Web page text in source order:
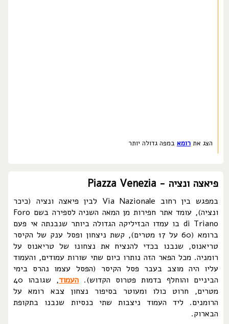
הצג אתרומא במפה גדולה יותר
פיאצה ונציה - Piazza Venezia
במפגש בין רחוב Via Nazionale לבין פיאצה ונציה (כיכר
ונציה), עומד אתר חפירות מן המאה השניה לספירה בשם Foro
di Triano בו עמדו הבזיליקה הגדולה ביותר שנבנתה אי פעם
ברומא (60 על 17 מטרים), קשת ניצחון ופסל ענק של הקיסר
טריאנוס, שנבנו בכדי להנציח את נצחונו של טריאנוס על
רומניה. מכל הפאר הזה נותרו כיום שתי שורות עמודים, והעמוד
עליו היה מוצב בעבר פסל הקיסר (הפסל עצמו נהרס בימי
הביניים והוחלף בדמות פטרוס הקדוש). העמוד
, שגובהו 40
מטרים, חרוט כולו ומעוטר בסיפור נצחון צבא רומא על
הרומנים. ליד העמוד ניצבות שתי כנסיות שנבנו בתקופת
הבארוק.